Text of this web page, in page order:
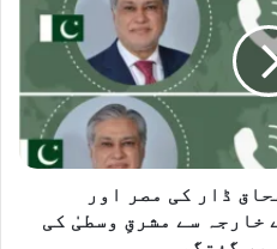
ڈار کی مصر اور
خارجہ سے مشرقِ وسطیٰ کی